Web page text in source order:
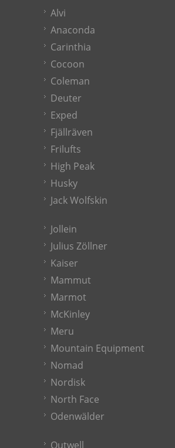
Alvi
Anaconda
Carinthia
Cocoon
Coleman
Deuter
Exped
Fjällräven
Frilufts
High Peak
Husky
Jack Wolfskin
Jollein
Julius Zöllner
Kaiser
Mammut
Marmot
McKinley
Meru
Mountain Equipment
Nomad
Nordisk
North Face
Odenwälder
Outwell